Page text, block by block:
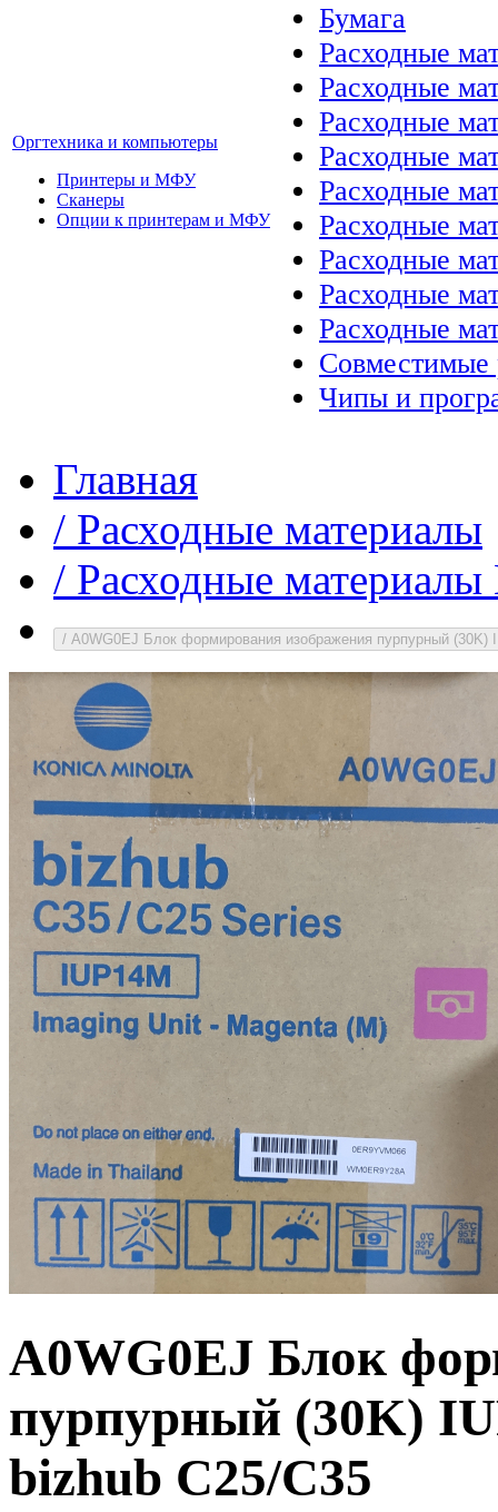
Оргтехника и компьютеры
Принтеры и МФУ
Сканеры
Опции к принтерам и МФУ
Бумага
Расходные
Расходные
Расходные
Расходные
Расходные
Расходные
Расходные
Расходные
Расходные
Совместимые
Чипы и
Главная
/ Расходные материалы
/ Расходные
/ A0WG0EJ Блок формирования изображения пурпурный (30K)
A0WG0EJ Блок
пурпурный (30K)
bizhub C25/C35